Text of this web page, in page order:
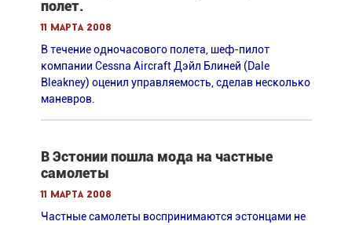
полет.
11 марта 2008
В течение одночасового полета, шеф-пилот
компании Cessna Aircraft Дэйл Блиней (Dale
Bleakney) оценил управляемость, сделав несколько
маневров.
В Эстонии пошла мода на частные
самолеты
11 марта 2008
Частные самолеты воспринимаются эстонцами не